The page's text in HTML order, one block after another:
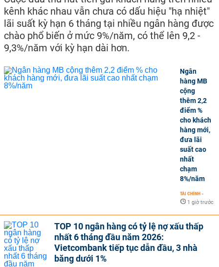
kênh khác nhau vẫn chưa có dấu hiệu "hạ nhiệt"
lãi suất kỳ hạn 6 tháng tại nhiều ngân hàng được
chào phổ biến ở mức 9%/năm, có thể lên 9,2 -
9,3%/năm với kỳ hạn dài hơn.
Ngân
hàng MB
cộng
thêm 2,2
điểm %
cho khách
hàng mới,
đưa lãi
suất cao
nhất
chạm
8%/năm
TÀI CHÍNH -
1 giờ trước
TOP 10 ngân hàng có tỷ lệ nợ xấu thấp
nhất 6 tháng đầu năm 2026:
Vietcombank tiếp tục dẫn đầu, 3 nhà
băng dưới 1%